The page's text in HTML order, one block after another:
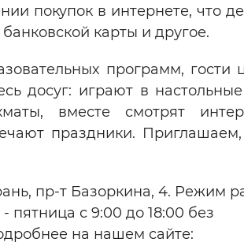
покупок в интернете, что
карты и другое.
программ, гости
досуг: играют в
вместе смотрят
праздники.
пр-т Базоркина, 4. Режим
пятница с 9:00 до 18:00 без
на нашем сайте: